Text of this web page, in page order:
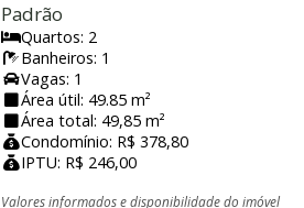
Padrão
Quartos: 2
Banheiros: 1
Vagas: 1
Área útil: 49.85 m²
Área total: 49,85 m²
Condomínio: R$ 378,80
IPTU: R$ 246,00
Valores informados e disponibilidade do imóvel